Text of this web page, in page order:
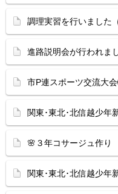
調理実習を行いました
進路説明会が行われま
市P連スポーツ交流大
関東･東北･北信越少
🌸３年コサージュ作り
関東･東北･北信越少年